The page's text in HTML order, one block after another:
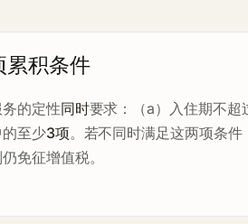
累积条件
的定性同时要求：（a）入住期不超
至少3项。若不同时满足这两项条
免征增值税。